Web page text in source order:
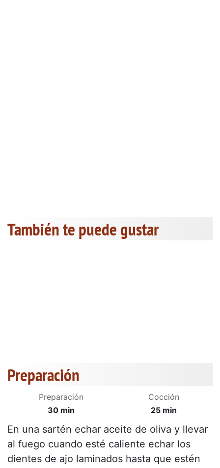
También te puede gustar
Preparación
Preparación
30 min
Cocción
25 min
En una sartén echar aceite de oliva y llevar
al fuego cuando esté caliente echar los
dientes de ajo laminados hasta que estén